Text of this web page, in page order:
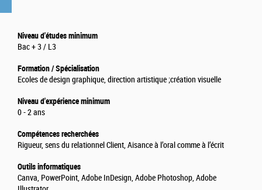
Niveau d'études minimum
Bac + 3 / L3
Formation / Spécialisation
Ecoles de design graphique, direction artistique ;création visuelle
Niveau d'expérience minimum
0 - 2 ans
Compétences recherchées
Rigueur, sens du relationnel Client, Aisance à l’oral comme à l’écrit
Outils informatiques
Canva, PowerPoint, Adobe InDesign, Adobe Photoshop, Adobe